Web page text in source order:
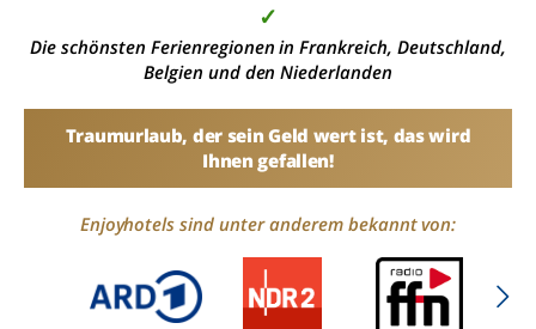
✓
Die schönsten Ferienregionen in Frankreich, Deutschland,
Belgien und den Niederlanden
Traumurlaub, der sein Geld wert ist, das wird
Ihnen gefallen!
Enjoyhotels sind unter anderem bekannt von: